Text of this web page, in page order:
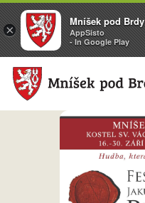
×
Mníšek pod Brdy
AppSisto
- In Google Play